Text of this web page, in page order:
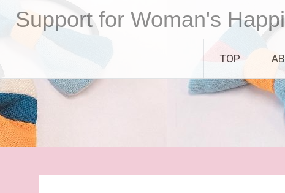
へ
ス
キ
ッ
プ
Support for Woman's
TOP